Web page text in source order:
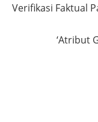
Verifikasi Faktual
‘Atribut